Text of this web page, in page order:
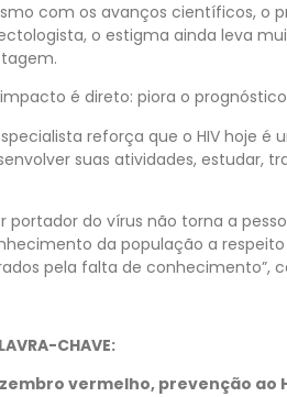
com os avanços científicos, o
o estigma ainda leva
impacto é direto: piora o
reforça que o HIV hoje
suas atividades, estudar,
portador do vírus não torna a
da população a
pela falta de conhecimento”,
CHAVE:
vermelho, prevenção ao